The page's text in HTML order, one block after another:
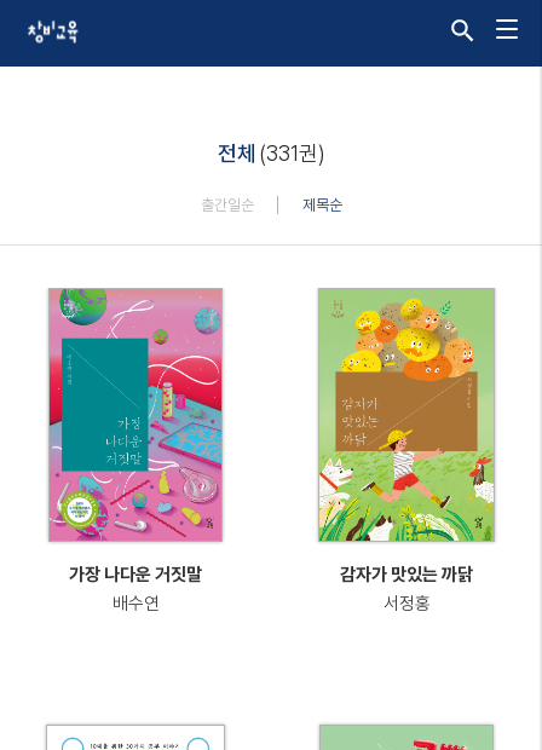
전체 (331권)
출간일순 제목순
가장 나다운 거짓말
배수연
감자가 맛있는 까닭
서정홍